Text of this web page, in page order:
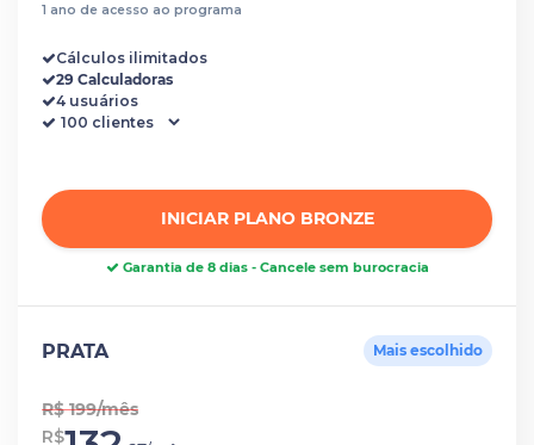
1 ano de acesso ao programa
Cálculos ilimitados
29 Calculadoras
4 usuários
INICIAR PLANO BRONZE
Garantia de 8 dias - Cancele sem burocracia
PRATA Mais escolhido
R$ 199/mês
R$